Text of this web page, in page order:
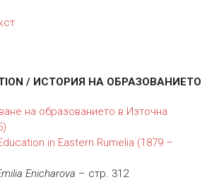
/ ИСТОРИЯ НА ОБРАЗОВАНИЕТО
на образованието в Източна
in Eastern Rumelia (1879 –
Enicharova – стр. 312